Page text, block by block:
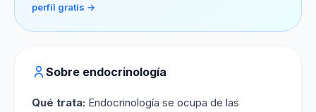
perfil gratis →
Sobre endocrinología
Qué trata: Endocrinología se ocupa de las